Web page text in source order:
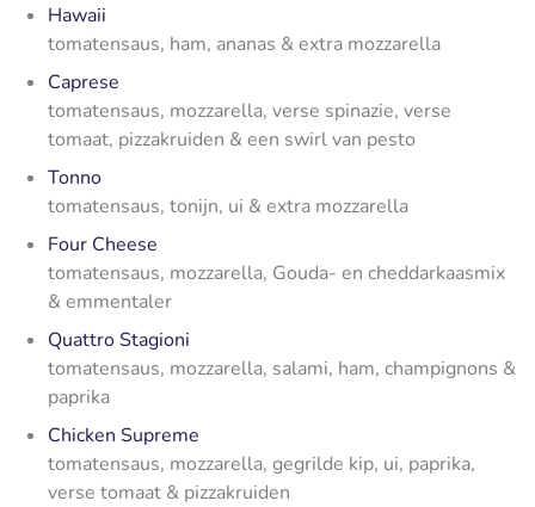
Hawaii
tomatensaus, ham, ananas & extra mozzarella
Caprese
tomatensaus, mozzarella, verse spinazie, verse
tomaat, pizzakruiden & een swirl van pesto
Tonno
tomatensaus, tonijn, ui & extra mozzarella
Four Cheese
tomatensaus, mozzarella, Gouda- en cheddarkaasmix
& emmentaler
Quattro Stagioni
tomatensaus, mozzarella, salami, ham, champignons &
paprika
Chicken Supreme
tomatensaus, mozzarella, gegrilde kip, ui, paprika,
verse tomaat & pizzakruiden